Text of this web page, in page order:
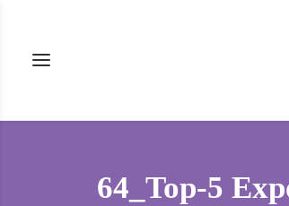
64_Top-5